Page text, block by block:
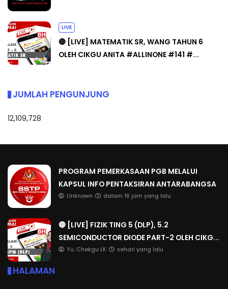
LIVE
🔴 [LIVE] MATEMATIK SR, WANG TAHUN 6
OLEH CIKGU ANITA #ALLINONE #141 #...
JUMLAH PENGUNJUNG
12,109,728
PROGRAM PEMERKASAAN PGB MELALUI
KAPSUL INFO PENTAKSIRAN ANTARABANGSA
Unknown dalam 16 jam yang lalu
🔴 [LIVE] FIZIK TING 5 (DLP), 5.2
SEMICONDUCTOR DIODE PART-2 OLEH CIKG...
Yu. Chekgu LK sehari yang lalu
HALAMAN